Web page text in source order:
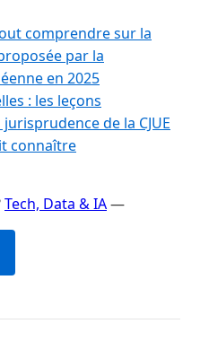
comprendre sur la
par la
en 2025
: les leçons
de la CJUE
connaître
Tech, Data & IA—